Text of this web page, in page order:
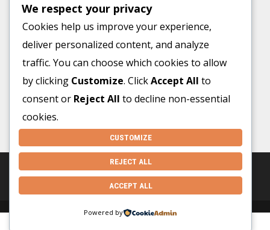
faggyúciszta szakorvos végbéltükrözés
benőtt köröm kimetszése fekély váladékos color doppler
diagnosztika 4D-s magzati ultrahang általános labor ételallergia
lipoma (zsírmirigy) eltávolítása inkontinencia
We respect your privacy
Cookies help us improve your experience,
deliver personalized content, and analyze
traffic. You can choose which cookies to allow
by clicking Customize. ClickAccept All to
consent or Reject All to decline non-essential
cookies.
CUSTOMIZE
REJECT ALL
ACCEPT ALL
Powered by